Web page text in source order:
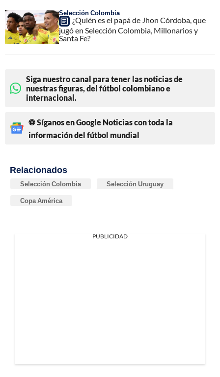
Selección Colombia
¿Quién es el papá de Jhon Córdoba, que
jugó en Selección Colombia, Millonarios y
Santa Fe?
Siga nuestro canal para tener las noticias de
nuestras figuras, del fútbol colombiano e
internacional.
⚽ Síganos en Google Noticias con toda la
información del fútbol mundial
Relacionados
Selección Colombia Selección Uruguay
Copa América
PUBLICIDAD